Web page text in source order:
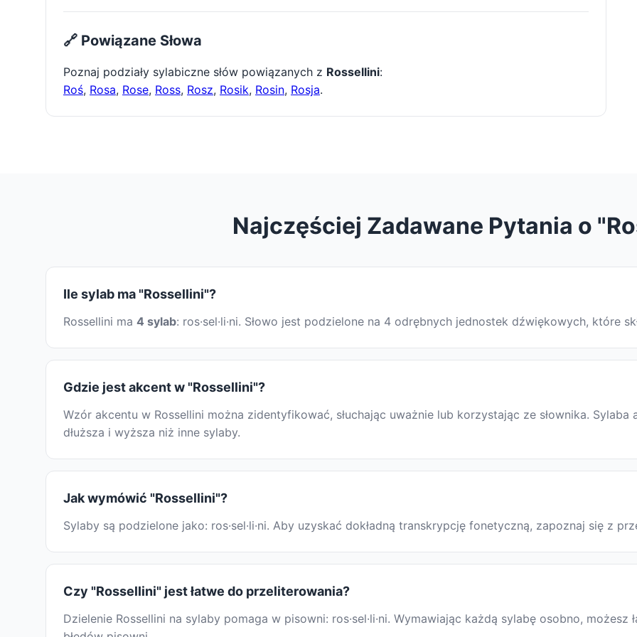
🔗 Powiązane Słowa
Poznaj podziały sylabiczne słów powiązanych z Rossellini:
Roś, Rosa, Rose, Ross, Rosz, Rosik, Rosin, Rosja.
Najczęściej Zadawane Pytania o
Ile sylab ma "Rossellini"?
Rossellini ma 4 sylab: ros·sel·li·ni. Słowo jest podzielone na 4 odrębnych jednostek dźwiękowych, które
Gdzie jest akcent w "Rossellini"?
Wzór akcentu w Rossellini można zidentyfikować, słuchając uważnie lub korzystając ze słownika. Sylaba
dłuższa i wyższa niż inne sylaby.
Jak wymówić "Rossellini"?
Sylaby są podzielone jako: ros·sel·li·ni. Aby uzyskać dokładną transkrypcję fonetyczną, zapoznaj się z
Czy "Rossellini" jest łatwe do przeliterowania?
Dzielenie Rossellini na sylaby pomaga w pisowni: ros·sel·li·ni. Wymawiając każdą sylabę osobno,